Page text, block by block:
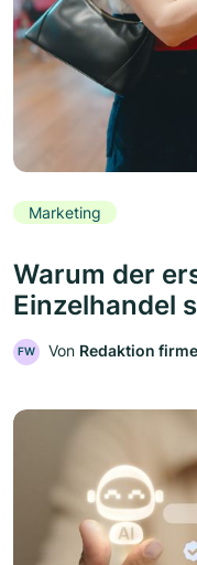
Marketing
Warum der
Einzelhandel
FW Von Redaktion